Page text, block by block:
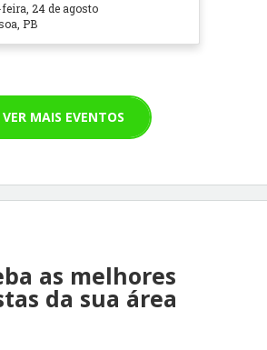
24 de agosto
PB
VER MAIS EVENTOS
as melhores
da sua área